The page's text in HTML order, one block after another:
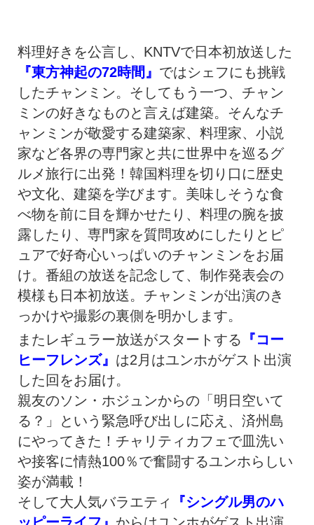
料理好きを公言し、KNTVで日本初放送した
『東方神起の72時間』 ではシェフにも挑戦
したチャンミン。そしてもう一つ、チャン
ミンの好きなものと言えば建築。そんなチ
ャンミンが敬愛する建築家、料理家、小説
家など各界の専門家と共に世界中を巡るグ
ルメ旅行に出発！韓国料理を切り口に歴史
や文化、建築を学びます。美味しそうな食
べ物を前に目を輝かせたり、料理の腕を披
露したり、専門家を質問攻めにしたりとピ
ュアで好奇心いっぱいのチャンミンをお届
け。番組の放送を記念して、制作発表会の
模様も日本初放送。チャンミンが出演のき
っかけや撮影の裏側を明かします。
またレギュラー放送がスタートする 『コー
ヒーフレンズ』 は2月はユンホがゲスト出演
した回をお届け。
親友のソン・ホジュンからの「明日空いて
る？」という緊急呼び出しに応え、済州島
にやってきた！チャリティカフェで皿洗い
や接客に情熱100％で奮闘するユンホらしい
姿が満載！
そして大人気バラエティ
『シングル男のハ